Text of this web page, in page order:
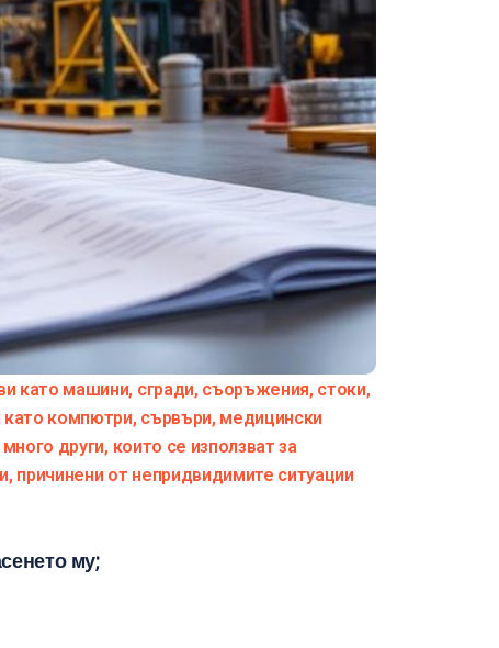
като машини, сгради, съоръжения, стоки,
като компютри, сървъри, медицински
други, които се използват за
причинени от непридвидимите ситуации
му;